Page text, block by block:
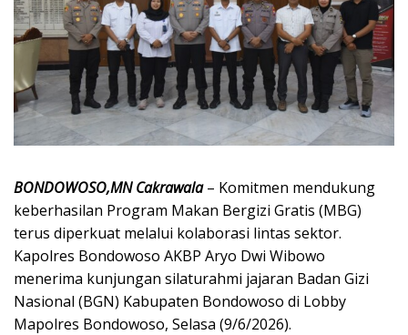
BONDOWOSO,MN Cakrawala– Komitmen mendukung
keberhasilan Program Makan Bergizi Gratis (MBG)
terus diperkuat melalui kolaborasi lintas sektor.
Kapolres Bondowoso AKBP Aryo Dwi Wibowo
menerima kunjungan silaturahmi jajaran Badan Gizi
Nasional (BGN) Kabupaten Bondowoso di Lobby
Mapolres Bondowoso, Selasa (9/6/2026).